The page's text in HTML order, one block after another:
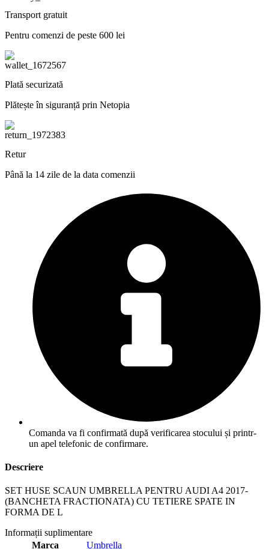
Transport gratuit
Pentru comenzi de peste 600 lei
Plată securizată
Plătește în siguranță prin Netopia
Retur
Până la 14 zile de la data comenzii
Comanda va fi confirmată după verificarea stocului și printr-
un apel telefonic de confirmare.
Descriere
SET HUSE SCAUN UMBRELLA PENTRU AUDI A4 2017-
(BANCHETA FRACTIONATA) CU TETIERE SPATE IN
FORMA DE L
Informații suplimentare
Marca
Umbrella